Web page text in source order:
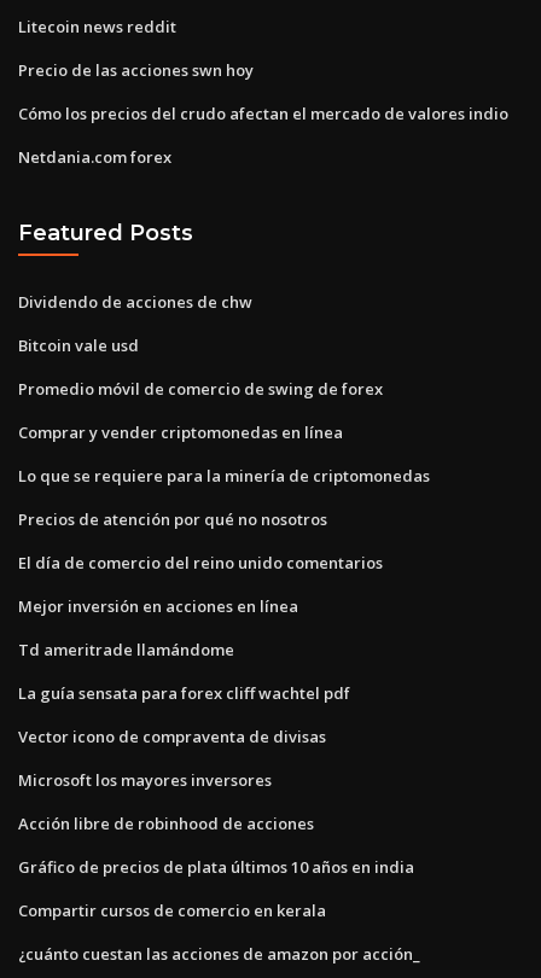
Litecoin news reddit
Precio de las acciones swn hoy
Cómo los precios del crudo afectan el mercado de valores indio
Netdania.com forex
Featured Posts
Dividendo de acciones de chw
Bitcoin vale usd
Promedio móvil de comercio de swing de forex
Comprar y vender criptomonedas en línea
Lo que se requiere para la minería de criptomonedas
Precios de atención por qué no nosotros
El día de comercio del reino unido comentarios
Mejor inversión en acciones en línea
Td ameritrade llamándome
La guía sensata para forex cliff wachtel pdf
Vector icono de compraventa de divisas
Microsoft los mayores inversores
Acción libre de robinhood de acciones
Gráfico de precios de plata últimos 10 años en india
Compartir cursos de comercio en kerala
¿cuánto cuestan las acciones de amazon por acción_